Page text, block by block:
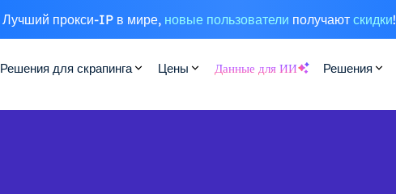
Лучший прокси-IP в мире, новые пользователи получают скидки!
Решения для скрапинга Цены Данные для ИИ Решения